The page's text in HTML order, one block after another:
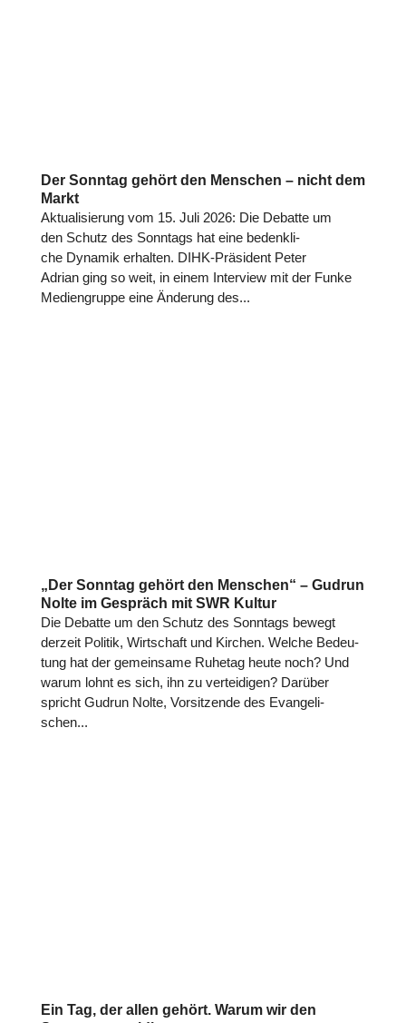
Der Sonntag gehört den Menschen – nicht dem
Markt
Aktua­li­sie­rung vom 15. Juli 2026: Die Debatte um
den Schutz des Sonntags hat eine bedenk­li­
che Dynamik erhalten. DIHK-Prä­si­dent Peter
Adrian ging so weit, in einem Inter­view mit der Funke
Medi­en­gruppe eine Änderung des...
„Der Sonntag gehört den Menschen“ – Gudrun
Nolte im Gespräch mit SWR Kultur
Die Debatte um den Schutz des Sonntags bewegt
derzeit Politik, Wirt­schaft und Kirchen. Welche Bedeu­
tung hat der gemein­same Ruhetag heute noch? Und
warum lohnt es sich, ihn zu ver­tei­di­gen? Darüber
spricht Gudrun Nolte, Vor­sit­zende des Evan­ge­li­
schen...
Ein Tag, der allen gehört. Warum wir den